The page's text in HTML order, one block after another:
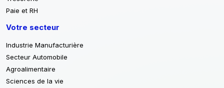
Paie et RH
Votre secteur
Industrie Manufacturière
Secteur Automobile
Agroalimentaire
Sciences de la vie